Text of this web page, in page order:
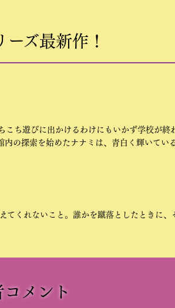
ズ最新作！
ち遊びに出かけるわけにもいかず学校が終
の探索を始めたナナミは、青白く輝いてい
てくれないこと。誰かを蹴落としたときに、
コメント